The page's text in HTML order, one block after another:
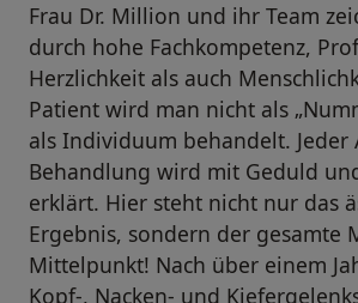
Frau Dr. Million und ihr Team
durch hohe Fachkompetenz,
Herzlichkeit als auch
Patient wird man nicht als
als Individuum behandelt. Jeder
Behandlung wird mit Geduld
erklärt. Hier steht nicht nur das
Ergebnis, sondern der gesamte
Mittelpunkt! Nach über einem
Kopf-, Nacken- und